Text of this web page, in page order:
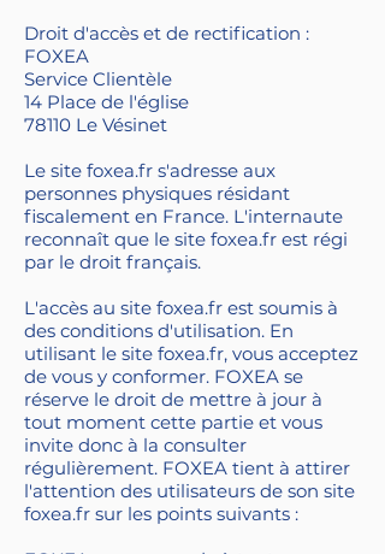
Droit d'accès et de rectification :
FOXEA
Service Clientèle
14 Place de l'église
78110 Le Vésinet
Le site foxea.fr s'adresse aux
personnes physiques résidant
fiscalement en France. L'internaute
reconnaît que le site foxea.fr est régi
par le droit français.
L'accès au site foxea.fr est soumis à
des conditions d'utilisation. En
utilisant le site foxea.fr, vous acceptez
de vous y conformer. FOXEA se
réserve le droit de mettre à jour à
tout moment cette partie et vous
invite donc à la consulter
régulièrement. FOXEA tient à attirer
l'attention des utilisateurs de son site
foxea.fr sur les points suivants :